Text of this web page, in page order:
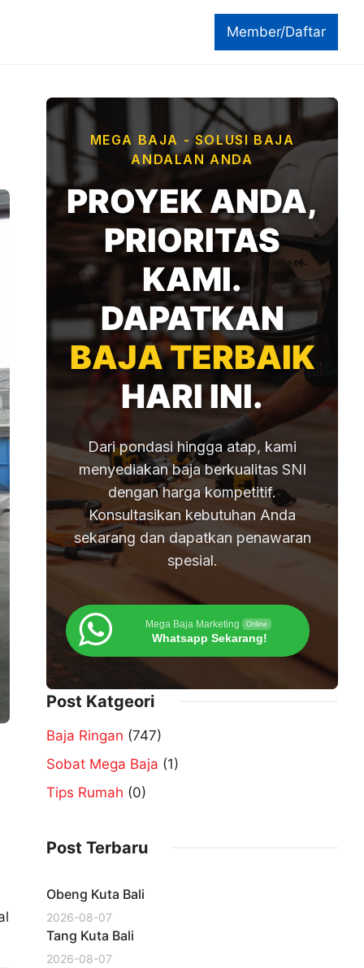
Member/Daftar
MEGA BAJA - SOLUSI BAJA
ANDALAN ANDA
PROYEK ANDA,
PRIORITAS
KAMI.
DAPATKAN
BAJA TERBAIK
HARI INI.
Dari pondasi hingga atap, kami
menyediakan baja berkualitas SNI
dengan harga kompetitif.
Konsultasikan kebutuhan Anda
sekarang dan dapatkan penawaran
spesial.
Mega Baja Marketing Online
Whatsapp Sekarang!
Post Katgeori
Baja Ringan (747)
Sobat Mega Baja (1)
Tips Rumah (0)
Post Terbaru
Obeng Kuta Bali
2026-08-07
Tang Kuta Bali
2026-08-07